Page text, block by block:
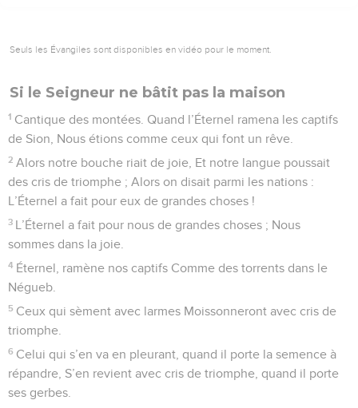
Seuls les Évangiles sont disponibles en vidéo pour le moment.
Si le Seigneur ne bâtit pas la maison
1 Cantique des montées. Quand l’Éternel ramena les captifs
de Sion, Nous étions comme ceux qui font un rêve.
2 Alors notre bouche riait de joie, Et notre langue poussait
des cris de triomphe ; Alors on disait parmi les nations :
L’Éternel a fait pour eux de grandes choses !
3 L’Éternel a fait pour nous de grandes choses ; Nous
sommes dans la joie.
4 Éternel, ramène nos captifs Comme des torrents dans le
Négueb.
5 Ceux qui sèment avec larmes Moissonneront avec cris de
triomphe.
6 Celui qui s’en va en pleurant, quand il porte la semence à
répandre, S’en revient avec cris de triomphe, quand il porte
ses gerbes.